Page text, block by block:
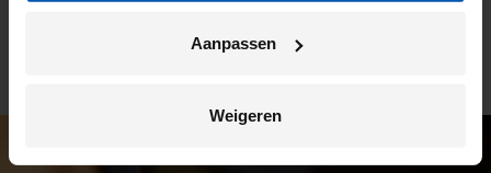
Aanpassen
Weigeren